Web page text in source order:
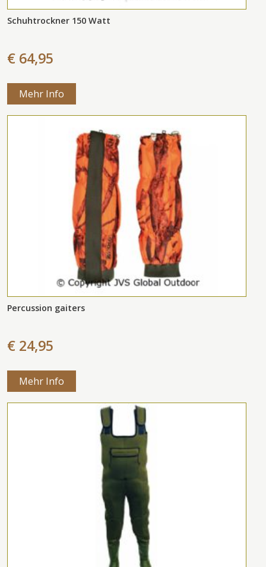
Schuhtrockner 150 Watt
€ 64,95
Mehr Info
Percussion gaiters
€ 24,95
Mehr Info